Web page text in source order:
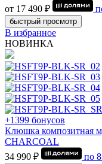
от 17 490 ₽
быстрый просмотр
В избранное
НОВИНКА
+1399 бонусов
Клюшка композитная
CHARCOAL
34 990 ₽
по